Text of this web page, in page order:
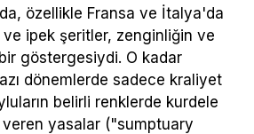
özellikle Fransa ve İtalya'da
ve ipek şeritler, zenginliğin ve
göstergesiydi. O kadar
dönemlerde sadece kraliyet
belirli renklerde kurdele
veren yasalar ("sumptuary